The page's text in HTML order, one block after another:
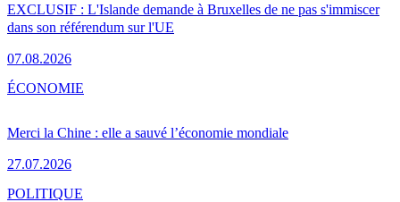
EXCLUSIF : L'Islande demande à Bruxelles de ne pas s'immiscer
dans son référendum sur l'UE
07.08.2026
Merci la Chine : elle a sauvé l’économie mondiale
27.07.2026
ÉCONOMIE
POLITIQUE